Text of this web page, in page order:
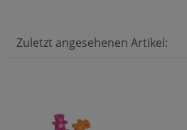
Zuletzt angesehenen Artikel: